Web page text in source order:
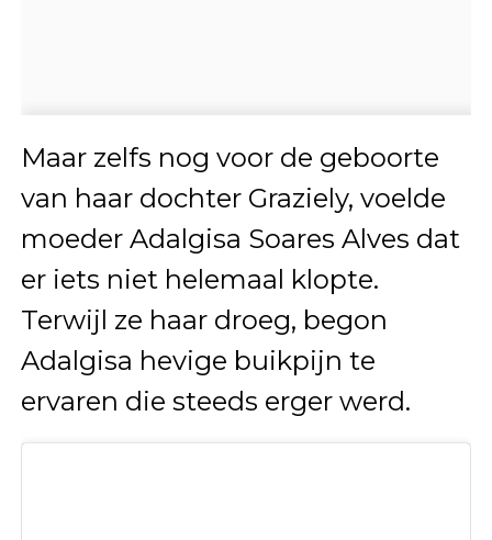
Maar zelfs nog voor de geboorte
van haar dochter Graziely, voelde
moeder Adalgisa Soares Alves dat
er iets niet helemaal klopte.
Terwijl ze haar droeg, begon
Adalgisa hevige buikpijn te
ervaren die steeds erger werd.